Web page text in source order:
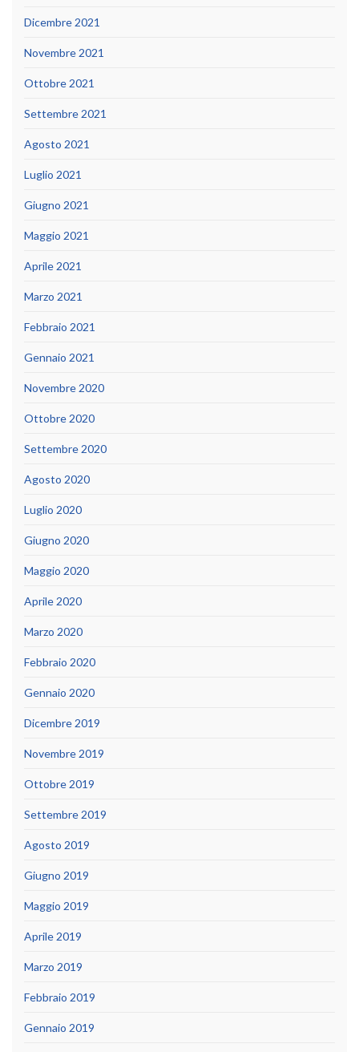
Dicembre 2021
Novembre 2021
Ottobre 2021
Settembre 2021
Agosto 2021
Luglio 2021
Giugno 2021
Maggio 2021
Aprile 2021
Marzo 2021
Febbraio 2021
Gennaio 2021
Novembre 2020
Ottobre 2020
Settembre 2020
Agosto 2020
Luglio 2020
Giugno 2020
Maggio 2020
Aprile 2020
Marzo 2020
Febbraio 2020
Gennaio 2020
Dicembre 2019
Novembre 2019
Ottobre 2019
Settembre 2019
Agosto 2019
Giugno 2019
Maggio 2019
Aprile 2019
Marzo 2019
Febbraio 2019
Gennaio 2019